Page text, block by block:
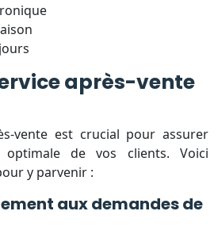
après-vente
vente est crucial pour assurer
optimale de vos clients. Voici
y parvenir :
aux demandes de